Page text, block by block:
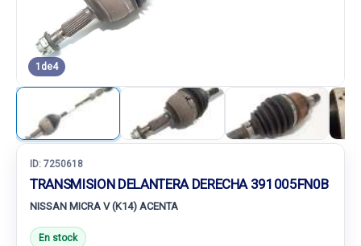
1 de4
ID: 7250618
TRANSMISION DELANTERA DERECHA 391005FN0B
NISSAN MICRA V (K14) ACENTA
En stock